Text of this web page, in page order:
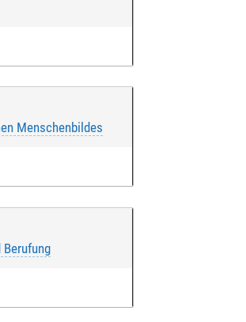
Menschenbildes